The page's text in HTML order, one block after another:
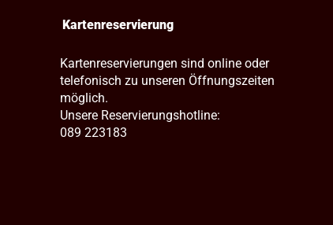
Kartenreservierung
Kartenreservierungen sind online oder
telefonisch zu unseren Öffnungszeiten
möglich.
Unsere Reservierungshotline:
089 223183